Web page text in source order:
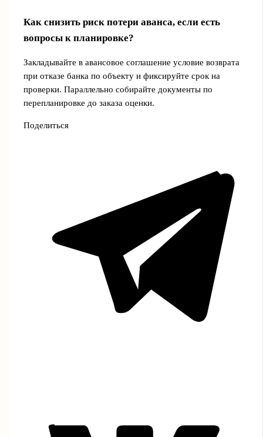
Как снизить риск потери аванса, если есть
вопросы к планировке?
Закладывайте в авансовое соглашение условие возврата
при отказе банка по объекту и фиксируйте срок на
проверки. Параллельно собирайте документы по
перепланировке до заказа оценки.
Поделиться